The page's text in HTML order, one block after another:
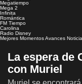
Megatiempo
Mega 2
Infinita
Romántica
FM Tiempo
Carolina
Radio Disney
Mejores MomentosAvances
La espera de
con Muriel